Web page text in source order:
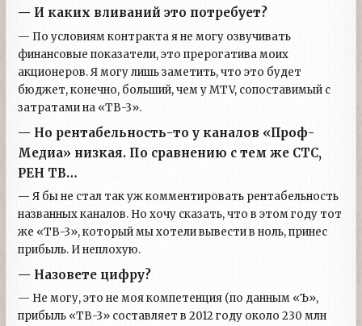
— И каких вливаний это потребует?
— По условиям контракта я не могу озвучивать
финансовые показатели, это прерогатива моих
акционеров. Я могу лишь заметить, что это будет
бюджет, конечно, больший, чем у MTV, сопоставимый с
затратами на «ТВ-3».
— Но рентабельность-то у каналов «Проф-
Медиа» низкая. По сравнению с тем же СТС,
РЕН ТВ…
— Я бы не стал так уж комментировать рентабельность
названных каналов. Но хочу сказать, что в этом году тот
же «ТВ-3», который мы хотели вывести в ноль, принес
прибыль. И неплохую.
— Назовете цифру?
— Не могу, это не моя компетенция (по данным «Ъ»,
прибыль «ТВ-3» составляет в 2012 году около 230 млн